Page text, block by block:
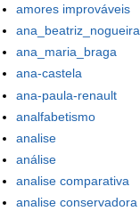
amores improváveis
ana_beatriz_nogueira
ana_maria_braga
ana-castela
ana-paula-renault
analfabetismo
analise
análise
analise comparativa
analise conservadora